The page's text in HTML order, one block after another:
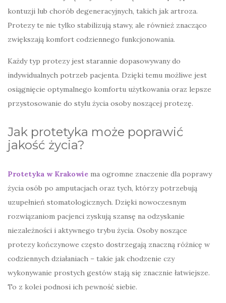
kontuzji lub chorób degeneracyjnych, takich jak artroza.
Protezy te nie tylko stabilizują stawy, ale również znacząco
zwiększają komfort codziennego funkcjonowania.
Każdy typ protezy jest starannie dopasowywany do
indywidualnych potrzeb pacjenta. Dzięki temu możliwe jest
osiągnięcie optymalnego komfortu użytkowania oraz lepsze
przystosowanie do stylu życia osoby noszącej protezę.
Jak protetyka może poprawić
jakość życia?
Protetyka w Krakowie ma ogromne znaczenie dla poprawy
życia osób po amputacjach oraz tych, którzy potrzebują
uzupełnień stomatologicznych. Dzięki nowoczesnym
rozwiązaniom pacjenci zyskują szansę na odzyskanie
niezależności i aktywnego trybu życia. Osoby noszące
protezy kończynowe często dostrzegają znaczną różnicę w
codziennych działaniach – takie jak chodzenie czy
wykonywanie prostych gestów stają się znacznie łatwiejsze.
To z kolei podnosi ich pewność siebie.